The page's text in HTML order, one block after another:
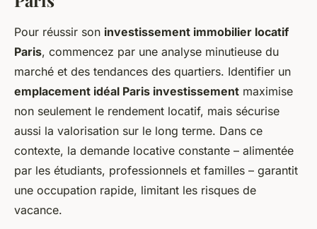
Pour réussir son investissement immobilier locatif
Paris, commencez par une analyse minutieuse du
marché et des tendances des quartiers. Identifier un
emplacement idéal Paris investissement maximise
non seulement le rendement locatif, mais sécurise
aussi la valorisation sur le long terme. Dans ce
contexte, la demande locative constante – alimentée
par les étudiants, professionnels et familles – garantit
une occupation rapide, limitant les risques de
vacance.